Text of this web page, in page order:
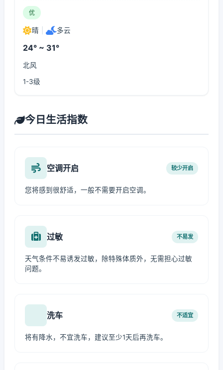
优
晴 多云
24° ~ 31°
北风
1-3级
今日生活指数
空调开启 较少开启
您将感到很舒适，一般不需要开启空调。
过敏 不易发
天气条件不易诱发过敏，除特殊体质外，无需担心过敏
问题。
洗车 不适宜
将有降水，不宜洗车，建议至少1天后再洗车。